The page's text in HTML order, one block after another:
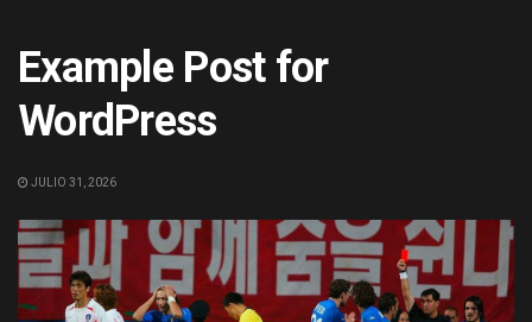
Example Post for
WordPress
JULIO 31, 2026